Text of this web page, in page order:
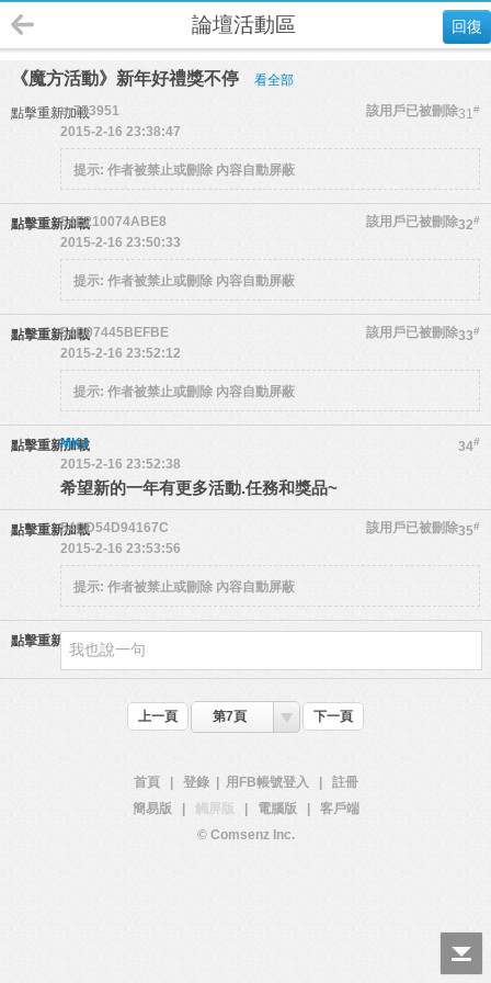
回復
論壇活動區
《魔方活動》新年好禮獎不停 看全部
點擊重新加載 31#
er753951
該用戶已被刪除
2015-2-16 23:38:47
提示: 作者被禁止或刪除 內容自動屏蔽
點擊重新加載 32#
54E210074ABE8
該用戶已被刪除
2015-2-16 23:50:33
提示: 作者被禁止或刪除 內容自動屏蔽
點擊重新加載 33#
54D07445BEFBE
該用戶已被刪除
2015-2-16 23:52:12
提示: 作者被禁止或刪除 內容自動屏蔽
點擊重新加載 34#
MKJ
2015-2-16 23:52:38
希望新的一年有更多活動.任務和獎品~
點擊重新加載 35#
54CD54D94167C
該用戶已被刪除
2015-2-16 23:53:56
提示: 作者被禁止或刪除 內容自動屏蔽
點擊重新加載
上一頁 第7頁 下一頁
首頁 登錄 用FB帳號登入
註冊
簡易版
觸屏版 電腦版
客戶端
© Comsenz Inc.